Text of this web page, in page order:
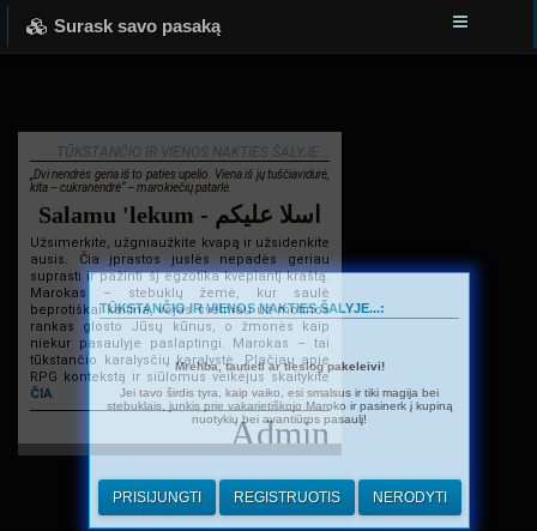
Surask savo pasaką
TŪKSTANČIO IR VIENOS NAKTIES ŠALYJE...
„Dvi nendrės geria iš to paties upelio. Viena iš jų tuščiavidurė,
kita – cukranendrė“ – marokiečių patarlė.
Salamu 'lekum - اسلا عليكم
Užsimerkite, užgniaužkite kvapą ir užsidenkite
ausis. Čia įprastos juslės nepadės geriau
suprasti ir pažinti šį egzotika kvepiantį kraštą.
Marokas – stebuklų žemė, kur saulė
beprotiškai kaitina, vėjas švelniau už motinos
rankas glosto Jūsų kūnus, o žmonės kaip
niekur pasaulyje paslaptingi. Marokas – tai
tūkstančio karalysčių karalystė. Plačiau apie
RPG kontekstą ir siūlomus veikėjus skaitykite
ČIA.
Admin
TŪKSTANČIO IR VIENOS NAKTIES ŠALYJE...:
Mrehba, tautieti ar tiesiog pakeleivi!
Jei tavo širdis tyra, kaip vaiko, esi smalsus ir tiki magija bei
stebuklais, junkis prie vakarietiškojo Maroko ir pasinerk į kupiną
nuotykių bei avantiūros pasaulį!
PRISIJUNGTI REGISTRUOTIS NERODYTI